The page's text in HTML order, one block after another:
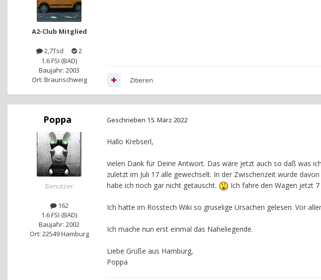
A2-Club Mitglied
2,7Tsd
2
1.6 FSI (BAD)
Baujahr: 2003
Ort: Braunschweig
Zitieren
Poppa
Benutzer
162
1.6 FSI (BAD)
Baujahr: 2002
Ort: 22549 Hamburg
Geschrieben 15. März 2022
Hallo Krebserl,
vielen Dank für Deine Antwort. Das wäre jetzt auch so daß was
zuletzt im Juli 17 alle gewechselt. In der Zwischenzeit wurde
habe ich noch gar nicht getauscht.
Ich fahre den Wagen jetzt
Ich hatte im Rosstech Wiki so gruselige Ursachen gelesen. Vor
Ich mache nun erst einmal das Naheliegende.
Liebe Grüße aus Hamburg,
Poppa